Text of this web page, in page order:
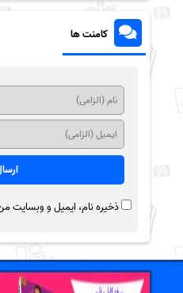
کامنت ها
ذخیره نام، ایمیل و وبسایت